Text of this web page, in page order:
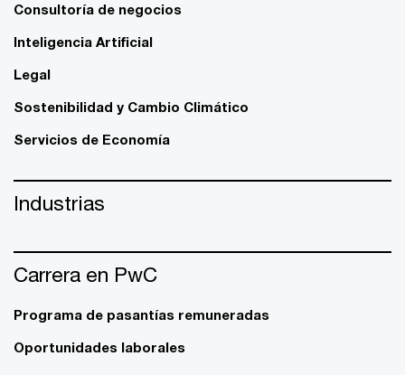
Consultoría de negocios
Inteligencia Artificial
Legal
Sostenibilidad y Cambio Climático
Servicios de Economía
Industrias
Carrera en PwC
Programa de pasantías remuneradas
Oportunidades laborales